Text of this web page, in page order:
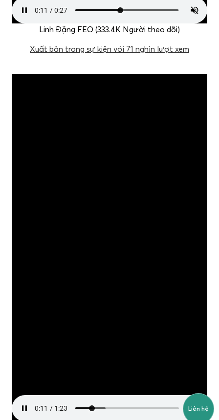
Linh Đặng FEO (333.4K Người theo dõi)
Xuất bản trong sự kiện với 71 nghìn lượt xem
Liên hệ